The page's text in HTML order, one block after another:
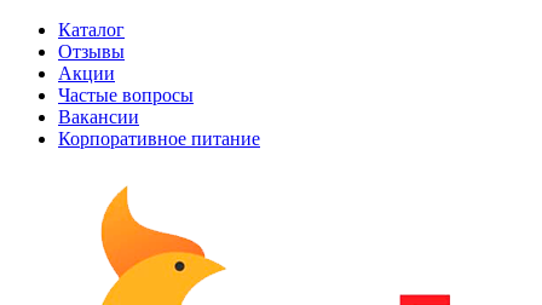
Каталог
Отзывы
Акции
Частые вопросы
Вакансии
Корпоративное питание